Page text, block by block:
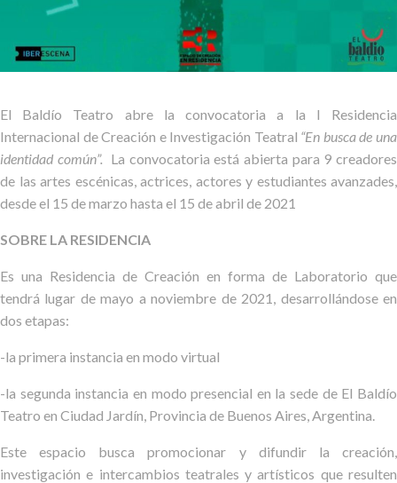
El Baldío Teatro abre la convocatoria a la I Residencia
Internacional de Creación e Investigación Teatral “En busca de una
identidad común”. La convocatoria está abierta para 9 creadores
de las artes escénicas, actrices, actores y estudiantes avanzades,
desde el 15 de marzo hasta el 15 de abril de 2021
SOBRE LA RESIDENCIA
Es una Residencia de Creación en forma de Laboratorio que
tendrá lugar de mayo a noviembre de 2021, desarrollándose en
dos etapas:
-la primera instancia en modo virtual
-la segunda instancia en modo presencial en la sede de El Baldío
Teatro en Ciudad Jardín, Provincia de Buenos Aires, Argentina.
Este espacio busca promocionar y difundir la creación,
investigación e intercambios teatrales y artísticos que resulten